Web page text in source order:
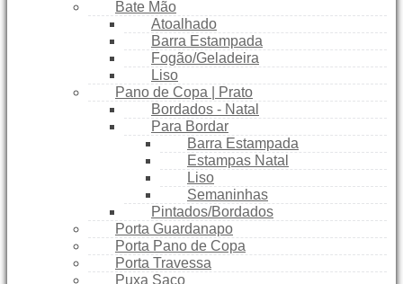
Bate Mão
Atoalhado
Barra Estampada
Fogão/Geladeira
Liso
Pano de Copa | Prato
Bordados - Natal
Para Bordar
Barra Estampada
Estampas Natal
Liso
Semaninhas
Pintados/Bordados
Porta Guardanapo
Porta Pano de Copa
Porta Travessa
Puxa Saco